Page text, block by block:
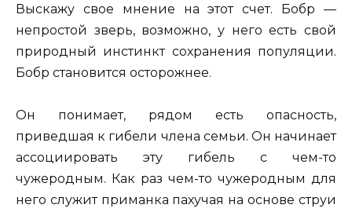
Выскажу свое мнение на этот счет. Бобр —
непростой зверь, возможно, у него есть свой
природный инстинкт сохранения популяции.
Бобр становится осторожнее.
Он понимает, рядом есть опасность,
приведшая к гибели члена семьи. Он начинает
ассоциировать эту гибель с чем-то
чужеродным. Как раз чем-то чужеродным для
него служит приманка пахучая на основе струи